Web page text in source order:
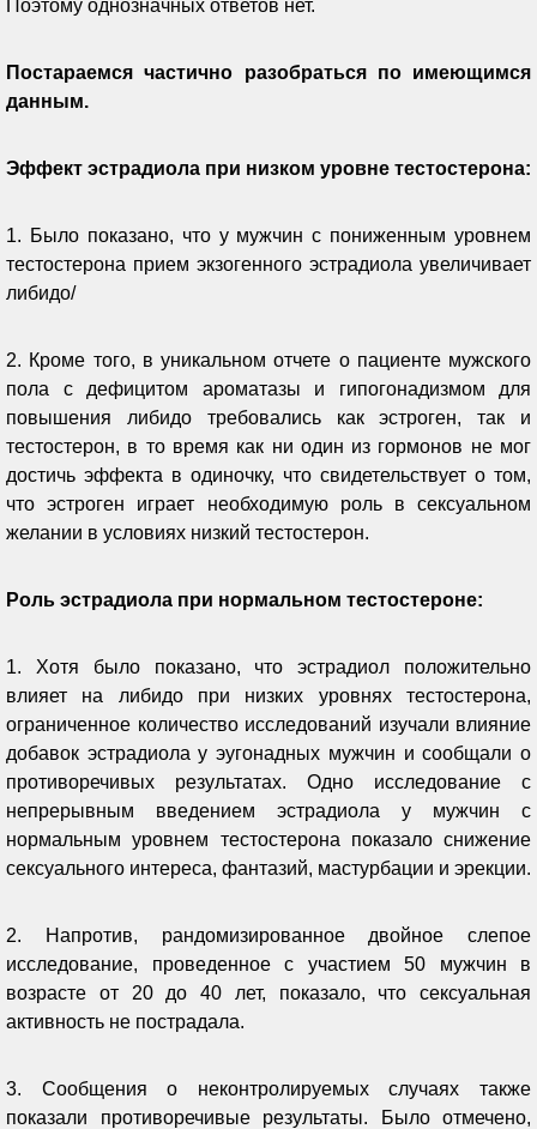
Поэтому однозначных ответов нет.
Постараемся частично разобраться по имеющимся
данным.
Эффект эстрадиола при низком уровне тестостерона:
1. Было показано, что у мужчин с пониженным уровнем
тестостерона прием экзогенного эстрадиола увеличивает
либидо/
2. Кроме того, в уникальном отчете о пациенте мужского
пола с дефицитом ароматазы и гипогонадизмом для
повышения либидо требовались как эстроген, так и
тестостерон, в то время как ни один из гормонов не мог
достичь эффекта в одиночку, что свидетельствует о том,
что эстроген играет необходимую роль в сексуальном
желании в условиях низкий тестостерон.
Роль эстрадиола при нормальном тестостероне:
1. Хотя было показано, что эстрадиол положительно
влияет на либидо при низких уровнях тестостерона,
ограниченное количество исследований изучали влияние
добавок эстрадиола у эугонадных мужчин и сообщали о
противоречивых результатах. Одно исследование с
непрерывным введением эстрадиола у мужчин с
нормальным уровнем тестостерона показало снижение
сексуального интереса, фантазий, мастурбации и эрекции.
2. Напротив, рандомизированное двойное слепое
исследование, проведенное с участием 50 мужчин в
возрасте от 20 до 40 лет, показало, что сексуальная
активность не пострадала.
3. Сообщения о неконтролируемых случаях также
показали противоречивые результаты. Было отмечено,